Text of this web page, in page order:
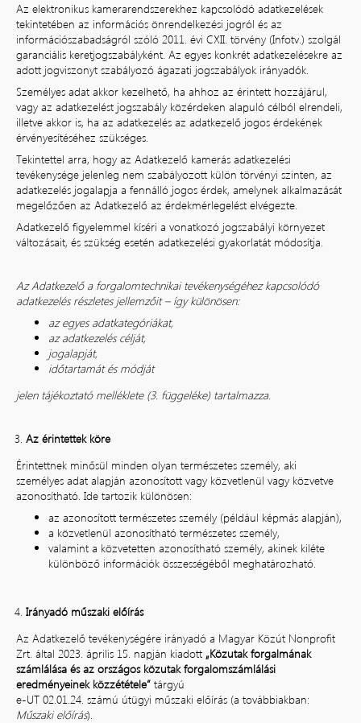
Az elektronikus kamerarendszerekhez kapcsolódó adatkezelések
tekintetében az információs önrendelkezési jogról és az
információszabadságról szóló 2011. évi CXII. törvény (Infotv.) szolgál
garanciális keretjogszabályként. Az egyes konkrét adatkezelésekre az
adott jogviszonyt szabályozó ágazati jogszabályok irányadók.
Személyes adat akkor kezelhető, ha ahhoz az érintett hozzájárul,
vagy az adatkezelést jogszabály közérdeken alapuló célból elrendeli,
illetve akkor is, ha az adatkezelés az adatkezelő jogos érdekének
érvényesítéséhez szükséges.
Tekintettel arra, hogy az Adatkezelő kamerás adatkezelési
tevékenysége jelenleg nem szabályozott külön törvényi szinten, az
adatkezelés jogalapja a fennálló jogos érdek, amelynek alkalmazását
megelőzően az Adatkezelő az érdekmérlegelést elvégezte.
Adatkezelő figyelemmel kíséri a vonatkozó jogszabályi környezet
változásait, és szükség esetén adatkezelési gyakorlatát módosítja.
Az Adatkezelő a forgalomtechnikai tevékenységéhez kapcsolódó
adatkezelés részletes jellemzőit – így különösen:
az egyes adatkategóriákat,
az adatkezelés célját,
jogalapját,
időtartamát és módját
jelen tájékoztató melléklete (3. függeléke) tartalmazza.
Az érintettek köre
Érintettnek minősül minden olyan természetes személy, aki
személyes adat alapján azonosított vagy közvetlenül vagy közvetve
azonosítható. Ide tartozik különösen:
az azonosított természetes személy (például képmás alapján),
a közvetlenül azonosítható természetes személy,
valamint a közvetetten azonosítható személy, akinek kiléte
különböző információk összességéből meghatározható.
Irányadó műszaki előírás
Az Adatkezelő tevékenységére irányadó a Magyar Közút Nonprofit
Zrt. által 2023. április 15. napján kiadott „Közutak forgalmának
számlálása és az országos közutak forgalomszámlálási
eredményeinek közzététele” tárgyú
e-UT 02.01.24. számú útügyi műszaki előírás (a továbbiakban:
Műszaki előírás).